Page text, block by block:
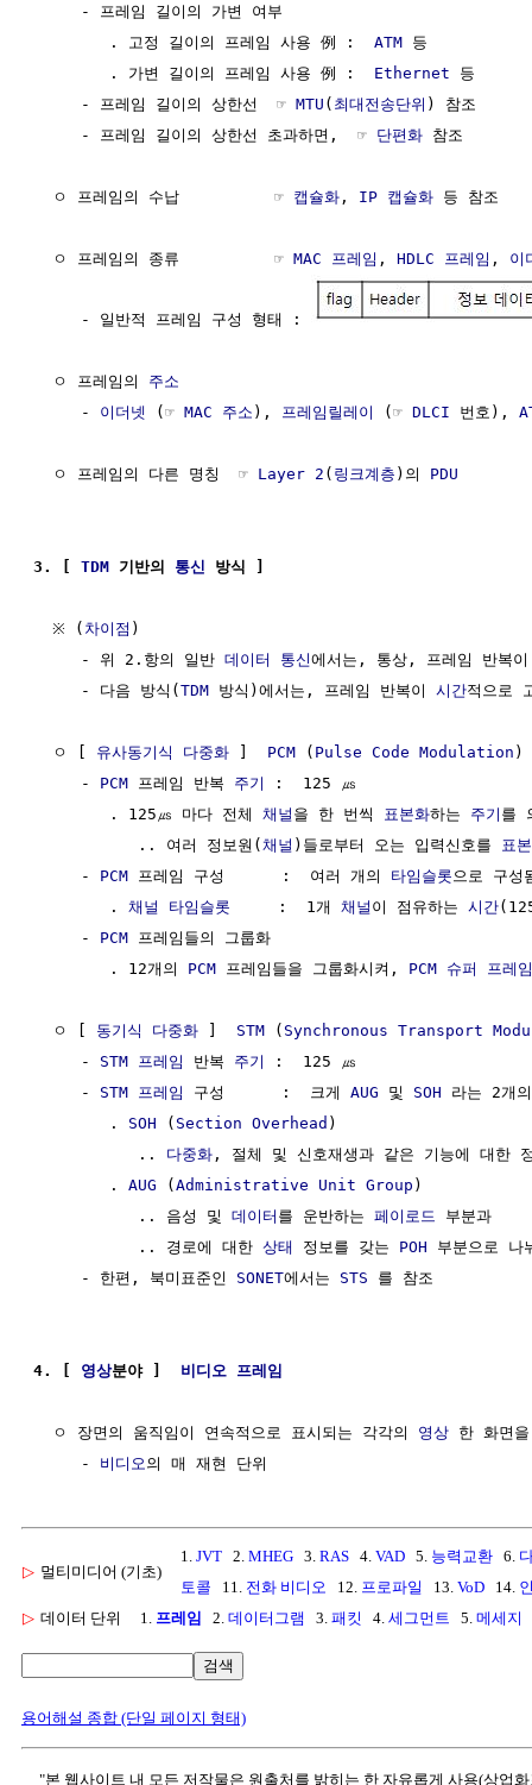
     - 프레임 길이의 가변 여부
        . 고정 길이의 프레임 사용 例 :
ATM 등
        . 가변 길이의 프레임 사용 例 :
Ethernet 등
     - 프레임 길이의 상한선  ☞
MTU ( 최대전송단위 ) 참조
     - 프레임 길이의 상한선 초과하면,  ☞
단편화 참조
  ㅇ 프레임의 수납          ☞
캡슐화 , IP 캡슐화 등 참조
  ㅇ 프레임의 종류          ☞
MAC 프레임 , HDLC 프레임 , 이
     - 일반적 프레임 구성 형태 :
  ㅇ 프레임의
주소
     -
이더넷 (☞ MAC 주소 ), 프레임릴레이 (☞ DLCI 번호),
  ㅇ 프레임의 다른 명칭  ☞
Layer 2 ( 링크계층 )의 PDU
3. [ TDM 기반의 통신 방식 ]
  ※ (
차이점 )
     - 위 2.항의 일반
데이터 통신에서는, 통상, 프레임 반복
     - 다음 방식(
TDM 방식)에서는, 프레임 반복이 시간적으로
  ㅇ [
유사동기식 다중화 ] PCM ( Pulse Code Modulation )
     -
PCM 프레임 반복 주기
:  125 ㎲
        . 125㎲ 마다 전체
채널 을 한 번씩 표본화하는 주기 를
           .. 여러 정보원(
채널 )들로부터 오는 입력신호를 표
     -
PCM 프레임 구성      :  여러 개의 타임슬롯 으로 구
        .
채널 타임슬롯
     :  1개
채널 이 점유하는 시간
     -
PCM 프레임들의 그룹화
        . 12개의
PCM 프레임들을 그룹화시켜, PCM 슈퍼 프레임
  ㅇ [
동기식 다중화 ] STM ( Synchronous Transport
     -
STM 프레임 반복 주기
:  125 ㎲
     -
STM 프레임 구성      :  크게 AUG 및 SOH 라는 2개
        .
SOH ( Section Overhead )
           ..
다중화 , 절체 및 신호재생과 같은 기능에 대한
        .
AUG (Administrative Unit Group )
           .. 음성 및
데이터 를 운반하는 페이로드
부분과
           .. 경로에 대한
상태 정보를 갖는 POH 부분으로 나
     - 한편, 북미표준인
SONET에서는 STS 를 참조
4. [ 영상분야 ] 비디오 프레임
  ㅇ 장면의 움직임이 연속적으로 표시되는 각각의
영상 한 화면
     -
비디오
▷ 멀티미디어 (기초)
1. JVT 2. MHEG 3. RAS 4. VAD 5. 능력교환 6.
토콜 11. 전화 비디오 12. 프로파일 13. VoD 14.
▷ 데이터 단위 1. 프레임 2. 데이터그램 3. 패킷 4. 세그먼트 5. 메세지
검색
용어해설 종합 (단일 페이지 형태)
"본 웹사이트 내 모든 저작물은 원출처를 밝히는 한 자유롭게 사용(상업